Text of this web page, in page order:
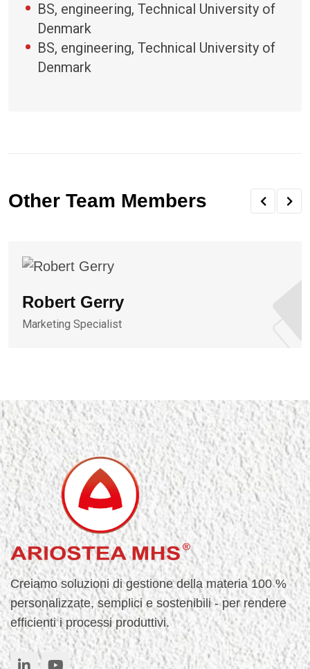
BS, engineering, Technical University of
Denmark
BS, engineering, Technical University of
Denmark
Other Team Members
Robert Gerry
Marketing Specialist
Creiamo soluzioni di gestione della materia 100 %
personalizzate, semplici e sostenibili - per rendere
efficienti i processi produttivi.